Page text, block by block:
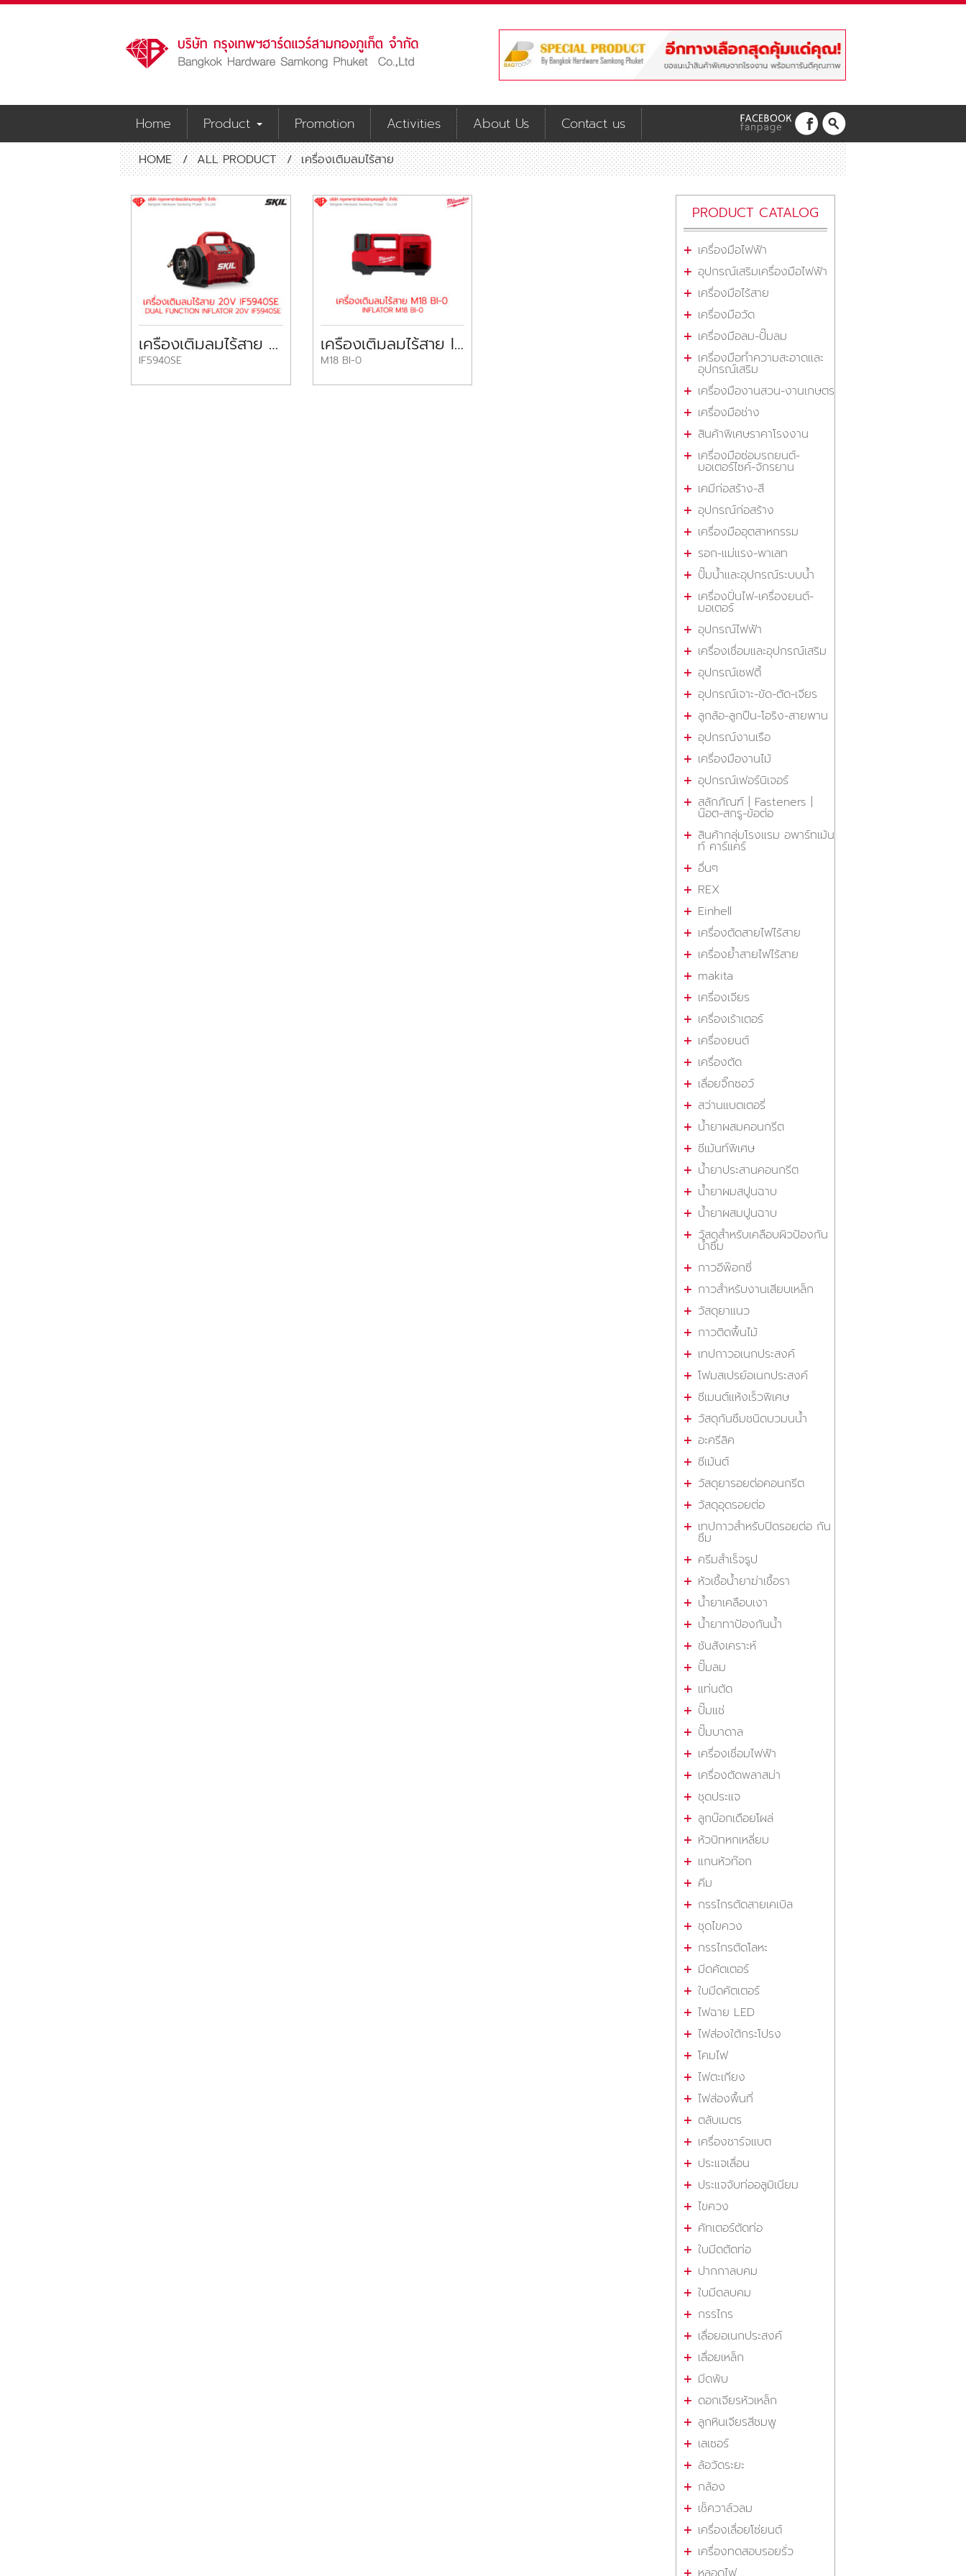
Home Product Promotion Activities About Us Contact us
HOME / ALL PRODUCT / เครื่องเติมลมไร้สาย
เครื่องเติมลมไร้สาย 20V DUAL FUNCTION INFLATOR 20V IF5940SE SKIL
IF5940SE
เครื่องเติมลมไร้สาย INFLATOR M18 BI-0 MILWAUKEE
M18 BI-0
PRODUCT CATALOG
เครื่องมือไฟฟ้า
อุปกรณ์เสริมเครื่องมือไฟฟ้า
เครื่องมือไร้สาย
เครื่องมือวัด
เครื่องมือลม-ปั๊มลม
เครื่องมือทำความสะอาดและ
อุปกรณ์เสริม
เครื่องมืองานสวน-งานเกษตร
เครื่องมือช่าง
สินค้าพิเศษราคาโรงงาน
เครื่องมือซ่อมรถยนต์-
มอเตอร์ไซค์-จักรยาน
เคมีก่อสร้าง-สี
อุปกรณ์ก่อสร้าง
เครื่องมืออุตสาหกรรม
รอก-แม่แรง-พาเลท
ปั๊มน้ำและอุปกรณ์ระบบน้ำ
เครื่องปั่นไฟ-เครื่องยนต์-
มอเตอร์
อุปกรณ์ไฟฟ้า
เครื่องเชื่อมและอุปกรณ์เสริม
อุปกรณ์เซฟตี้
อุปกรณ์เจาะ-ขัด-ตัด-เจียร
ลูกล้อ-ลูกปืน-โอริง-สายพาน
อุปกรณ์งานเรือ
เครื่องมืองานไม้
อุปกรณ์เฟอร์นิเจอร์
สลักภัณฑ์ | Fasteners |
น๊อต-สกรู-ข้อต่อ
สินค้ากลุ่มโรงแรม อพาร์ทเม้น
ท์ คาร์แคร์
อื่นๆ
REX
Einhell
เครื่องตัดสายไฟไร้สาย
เครื่องย้ำสายไฟไร้สาย
makita
เครื่องเจียร
เครื่องเร้าเตอร์
เครื่องยนต์
เครื่องตัด
เลื่อยจิ๊กซอว์
สว่านแบตเตอรี่
น้ำยาผสมคอนกรีต
ซีเม้นท์พิเศษ
น้ำยาประสานคอนกรีต
น้ำยาผมสปูนฉาบ
น้ำยาผสมปูนฉาบ
วัสดุสำหรับเคลือบผิวป้องกัน
น้ำซึม
กาวอีพ๊อกซี่
กาวสำหรับงานเสียบเหล็ก
วัสดุยาแนว
กาวติดพื้นไม้
เทปกาวอเนกประสงค์
โฟมสเปรย์อเนกประสงค์
ซีเมนต์แห้งเร็วพิเศษ
วัสดุกันซึมชนิดบวมนน้ำ
อะครีลิค
ซีเม้นต์
วัสดุยารอยต่อคอนกรีต
วัสดุอุดรอยต่อ
เทปกาวสำหรับปิดรอยต่อ กัน
ซึม
ครีมสำเร็จรูป
หัวเชื้อน้ำยาฆ่าเชื้อรา
น้ำยาเคลือบเงา
น้ำยาทาป้องกันน้ำ
ชันสังเคราะห์
ปั๊มลม
แท่นตัด
ปั๊มแช่
ปั๊มบาดาล
เครื่องเชื่อมไฟฟ้า
เครื่องตัดพลาสม่า
ชุดประแจ
ลูกบ๊อกเดือยโผล่
หัวบิทหกเหลี่ยม
แกนหัวท๊อก
คีม
กรรไกรตัดสายเคเบิล
ชุดไขควง
กรรไกรตัดโลหะ
มีดคัตเตอร์
ใบมีดคัตเตอร์
ไฟฉาย LED
ไฟส่องใต้กระโปรง
โคมไฟ
ไฟตะเกียง
ไฟส่องพื้นที่
ตลับเมตร
เครื่องชาร์จแบต
ประแจเลื่อน
ประแจจับท่ออลูมิเนียม
ไขควง
คัทเตอร์ตัดท่อ
ใบมีดตัดท่อ
ปากกาลบคม
ใบมีดลบคม
กรรไกร
เลื่อยอเนกประสงค์
เลื่อยเหล็ก
มีดพับ
ดอกเจียรหัวเหล็ก
ลูกหินเจียรสีชมพู
เลเซอร์
ล้อวัดระยะ
กล้อง
เช็ควาล์วลม
เครื่องเลื่อยโซ่ยนต์
เครื่องทดสอบรอยรั่ว